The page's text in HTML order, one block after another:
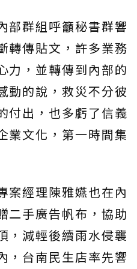
部群組呼籲秘書群響
轉傳貼文，許多業務
力，並轉傳到內部的
動的說，救災不分彼
付出，也多虧了信義
業文化，第一時間集
案經理陳雅嬿也在內
二手廣告帆布，協助
，減輕後續雨水侵襲
，台南民生店率先響